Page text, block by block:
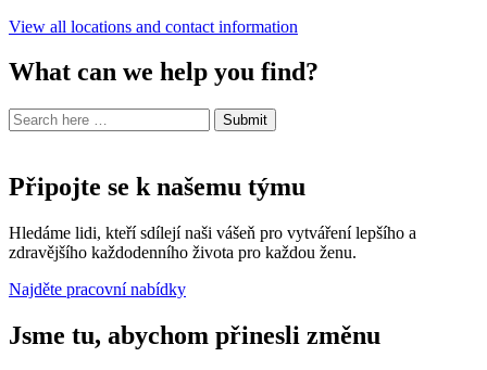
View all locations and contact information
What can we help you find?
Search
site
Search
for:
Submit
Připojte se k našemu týmu
Hledáme lidi, kteří sdílejí naši vášeň pro vytváření lepšího a
zdravějšího každodenního života pro každou ženu.
Najděte pracovní nabídky
Jsme tu, abychom přinesli změnu